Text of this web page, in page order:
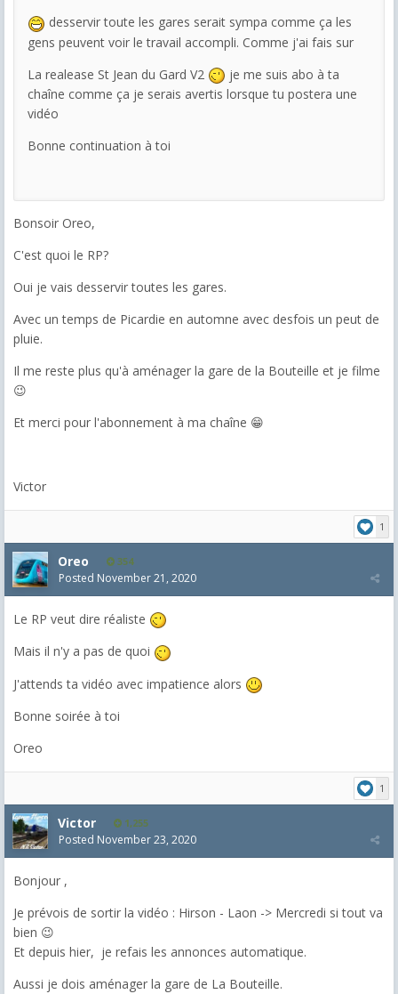
desservir toute les gares serait sympa comme ça les
gens peuvent voir le travail accompli. Comme j'ai fais sur
La realease St Jean du Gard V2
je me suis abo à ta
chaîne comme ça je serais avertis lorsque tu postera une
vidéo
Bonne continuation à toi
Bonsoir Oreo,
C'est quoi le RP?
Oui je vais desservir toutes les gares.
Avec un temps de Picardie en automne avec desfois un peut de
pluie.
Il me reste plus qu'à aménager la gare de la Bouteille et je filme
😉
Et merci pour l'abonnement à ma chaîne 😁
Victor
1
Oreo 354
Posted November 21, 2020
Le RP veut dire réaliste
Mais il n'y a pas de quoi
J'attends ta vidéo avec impatience alors
Bonne soirée à toi
Oreo
1
Victor 1,255
Posted November 23, 2020
Bonjour ,
Je prévois de sortir la vidéo : Hirson - Laon -> Mercredi si tout va
bien 😉
Et depuis hier, je refais les annonces automatique.
Aussi je dois aménager la gare de La Bouteille.